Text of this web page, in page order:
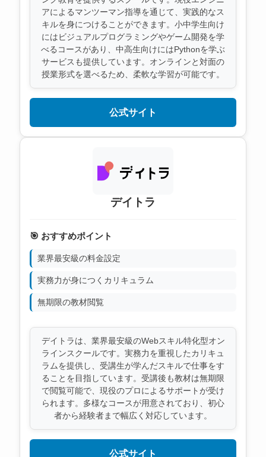
アによるマンツーマン指導を通じて、実践的なス
キルを身につけることができます。小中学生向け
にはビジュアルプログラミングやゲーム開発を学
べるコースがあり、中高生向けにはPythonを学ぶ
サービスも提供しています。オンラインと対面の
授業形式を選べるため、柔軟な学習が可能です。
公式サイト
デイトラ
🎯 おすすめポイント
業界最安級の料金設定
実務力が身につくカリキュラム
無期限の教材閲覧
デイトラは、業界最安級のWebスキル特化型オン
ラインスクールです。実務力を重視したカリキュ
ラムを提供し、受講生が学んだスキルで仕事をす
ることを目指しています。受講後も教材は無期限
で閲覧可能で、現役のプロによるサポートが受け
られます。多様なコースが用意されており、初心
者から経験者まで幅広く対応しています。
公式サイト